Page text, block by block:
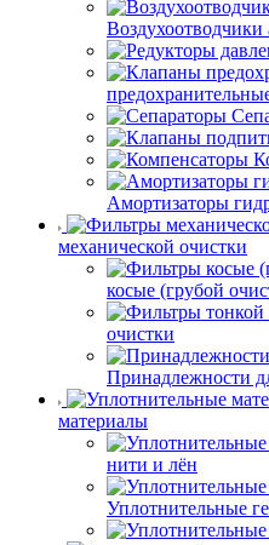
Воздухоотводчики
Амортизаторы
механической очистки
косые (грубой
очистки
Принадлежности
материалы
нити и лён
Уплотнительные